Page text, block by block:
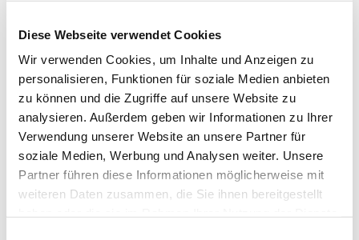
Diese Webseite verwendet Cookies
Wir verwenden Cookies, um Inhalte und Anzeigen zu
personalisieren, Funktionen für soziale Medien anbieten
zu können und die Zugriffe auf unsere Website zu
analysieren. Außerdem geben wir Informationen zu Ihrer
Verwendung unserer Website an unsere Partner für
soziale Medien, Werbung und Analysen weiter. Unsere
Partner führen diese Informationen möglicherweise mit
weiteren Daten zusammen, die Sie ihnen bereitgestellt